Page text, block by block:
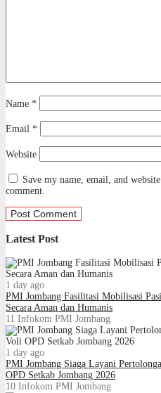
Name *
Email *
Website
Save my name, email, and
comment.
Latest Post
1 day ago
PMI Jombang Fasilitasi Mobilisasi
Secara Aman dan Humanis
11 Infokom PMI Jombang
1 day ago
PMI Jombang Siaga Layani
OPD Setkab Jombang 2026
10 Infokom PMI Jombang